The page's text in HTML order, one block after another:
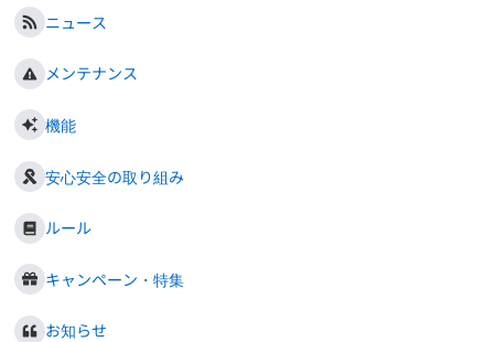
ニュース
メンテナンス
機能
安心安全の取り組み
ルール
キャンペーン・特集
お知らせ